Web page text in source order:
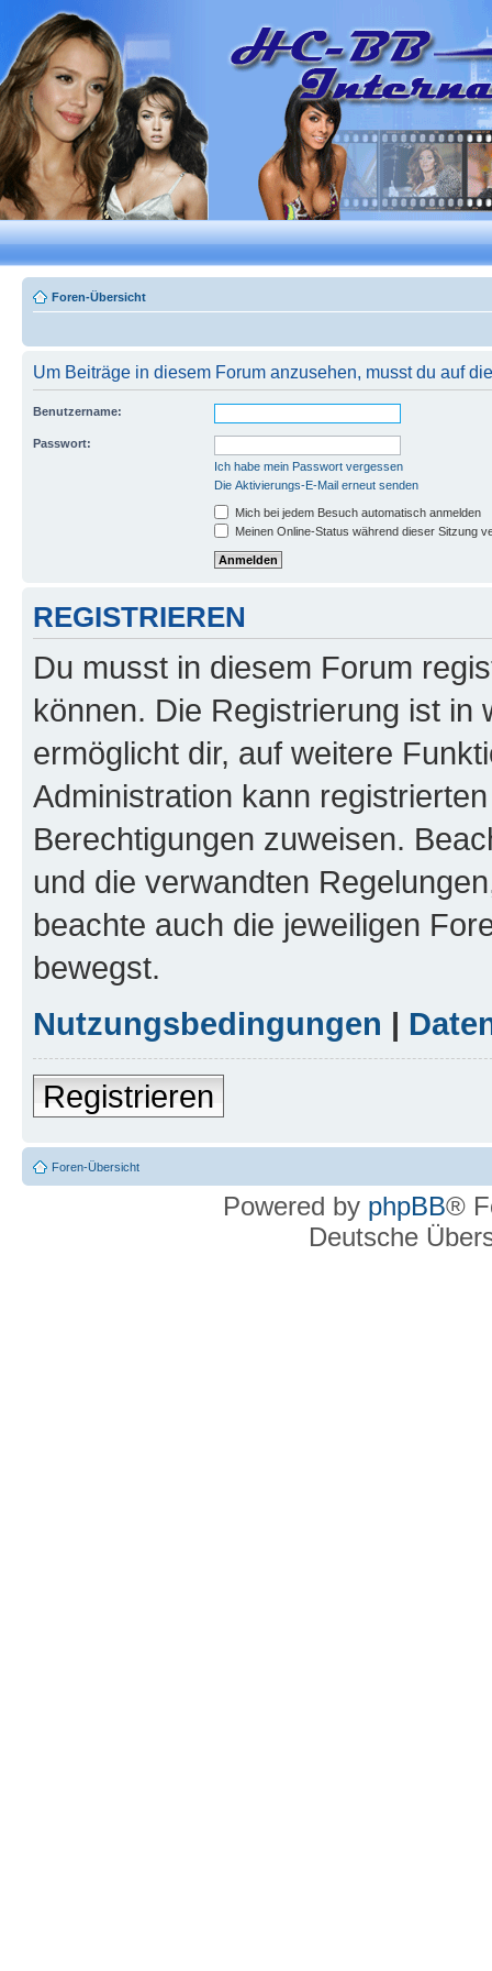
Foren-Übersicht
Um Beiträge in diesem Forum anzusehen, musst du auf
Benutzername:
Passwort:
Ich habe mein Passwort vergessen
Die Aktivierungs-E-Mail erneut senden
Mich bei jedem Besuch automatisch anmelden
Meinen Online-Status während dieser Sitzung
REGISTRIEREN
Du musst in diesem Forum
können. Die Registrierung ist in
ermöglicht dir, auf weitere
Administration kann
Berechtigungen zuweisen.
und die verwandten
beachte auch die jeweiligen
bewegst.
Nutzungsbedingungen |
Registrieren
Foren-Übersicht
Powered by phpBB®
Deutsche